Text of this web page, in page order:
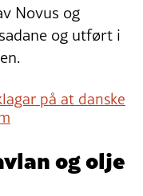
Novus og
og utført i
på at danske
og olje